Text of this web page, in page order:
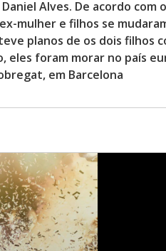
Alves. De acordo com
mulher e filhos se
planos de os dois filhos
eles foram morar no país
em Barcelona